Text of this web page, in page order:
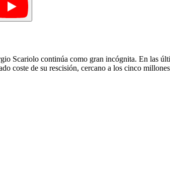
Scariolo continúa como gran incógnita. En las
coste de su rescisión, cercano a los cinco